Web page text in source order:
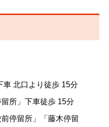
北口より徒歩 15分
留所」下車徒歩 15分
停留所」「藤木停留